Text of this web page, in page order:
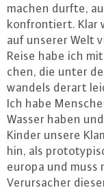
machen durfte,
kon­fron­tiert. Klar
auf unserer Welt
Reise habe ich
chen, die unter
wan­dels derart
Ich habe
Wasser haben
Kinder unsere
hin, als
eu­ro­pa und muss
Ver­ur­sa­cher